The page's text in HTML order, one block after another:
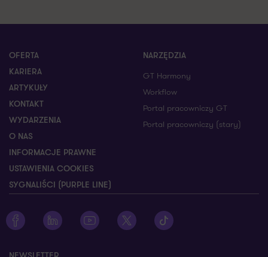
OFERTA
KARIERA
ARTYKUŁY
KONTAKT
WYDARZENIA
O NAS
INFORMACJE PRAWNE
USTAWIENIA COOKIES
SYGNALIŚCI (PURPLE LINE)
NARZĘDZIA
GT Harmony
Workflow
Portal pracowniczy GT
Portal pracowniczy (stary)
Zobacz profil Grant Thornton na Facebooku
Zobacz profil Grant Thornton na LinkedIn
Zobacz profil Grant Thornton na YouTube
Zobacz profil Grant Thornton na X
Zobacz profil Grant